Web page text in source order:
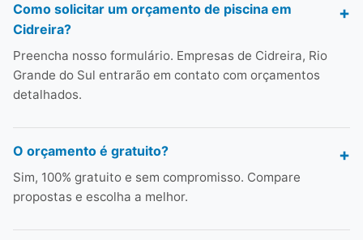
Como solicitar um orçamento de piscina em
Cidreira?
Preencha nosso formulário. Empresas de Cidreira, Rio
Grande do Sul entrarão em contato com orçamentos
detalhados.
O orçamento é gratuito?
Sim, 100% gratuito e sem compromisso. Compare
propostas e escolha a melhor.